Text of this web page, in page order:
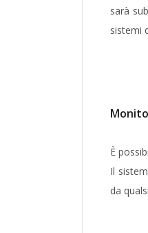
sarà
sistemi
È
Il
da